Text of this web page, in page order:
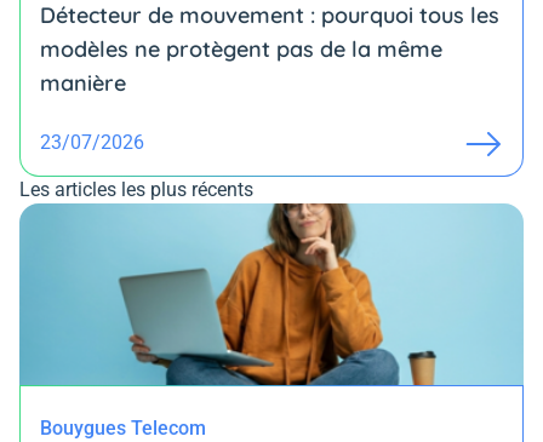
Détecteur de mouvement : pourquoi tous les
modèles ne protègent pas de la même
manière
23/07/2026
Les articles les plus récents
Bouygues Telecom